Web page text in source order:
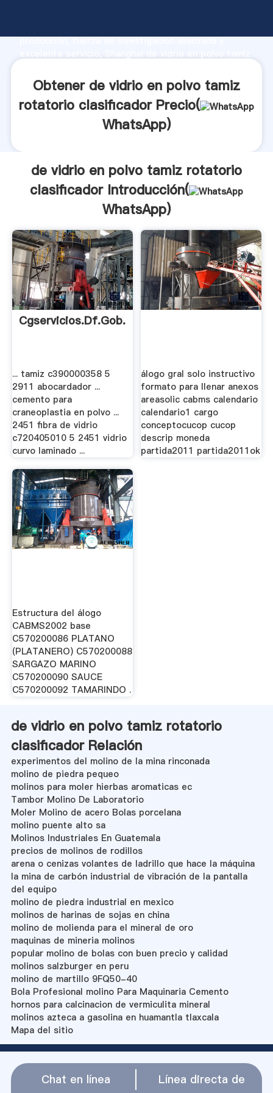
producción, fuerza de investigación avanzada y
aporta valores a todos los clientes.
Obtener de vidrio en polvo tamiz
rotatorio clasificador Precio(
WhatsApp)
de vidrio en polvo tamiz rotatorio
clasificador Introducción(
WhatsApp)
Cgservicios.df.gob.mx
... tamiz c390000358 5
2911 abocardador ...
cemento para
craneoplastia en polvo ...
2451 fibra de vidrio
c720405010 5 2451 vidrio
curvo laminado ...
álogo gral solo instructivo
formato para llenar anexos
areasolic cabms calendario
calendario1 cargo
conceptocucop cucop
descrip moneda
partida2011 partida2011ok
Estructura del álogo
CABMS2002 base
C570200086 PLATANO
(PLATANERO) C570200088
SARGAZO MARINO
C570200090 SAUCE
C570200092 TAMARINDO .
de vidrio en polvo tamiz rotatorio
clasificador Relación
experimentos del molino de la mina rinconada
molino de piedra pequeo
molinos para moler hierbas aromaticas ec
Tambor Molino De Laboratorio
Moler Molino de acero Bolas porcelana
molino puente alto sa
Molinos Industriales En Guatemala
precios de molinos de rodillos
arena o cenizas volantes de ladrillo que hace la máquina
la mina de carbón industrial de vibración de la pantalla
del equipo
molino de piedra industrial en mexico
molinos de harinas de sojas en china
molino de molienda para el mineral de oro
maquinas de mineria molinos
popular molino de bolas con buen precio y calidad
molinos salzburger en peru
molino de martillo 9FQ50-40
Bola Profesional molino Para Maquinaria Cemento
hornos para calcinacion de vermiculita mineral
molinos azteca a gasolina en huamantla tlaxcala
Mapa del sitio
Chat en línea
Línea directa de